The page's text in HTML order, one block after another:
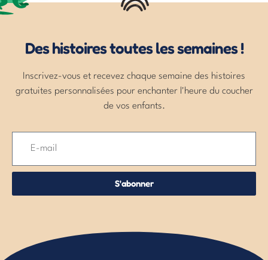
Des histoires toutes les semaines !
Inscrivez-vous et recevez chaque semaine des histoires
gratuites personnalisées pour enchanter l'heure du coucher
de vos enfants.
S'abonner